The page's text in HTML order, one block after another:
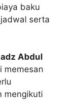
baku
serta
Abdul
memesan
mengikuti